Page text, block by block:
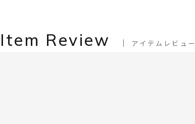
Item Review アイテムレビュー